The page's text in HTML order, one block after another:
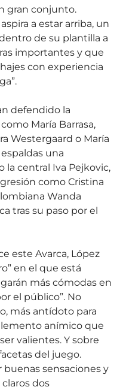
gran conjunto.
a estar arriba, un
de su plantilla a
importantes y que
con experiencia
defendido la
María Barrasa,
Westergaard o María
una
la central Iva Pejkovic,
como Cristina
Wanda
tras su paso por el
este Avarca, López
en el que está
más cómodas en
el público”. No
más antídoto para
anímico que
valientes. Y sobre
del juego.
sensaciones y
dos